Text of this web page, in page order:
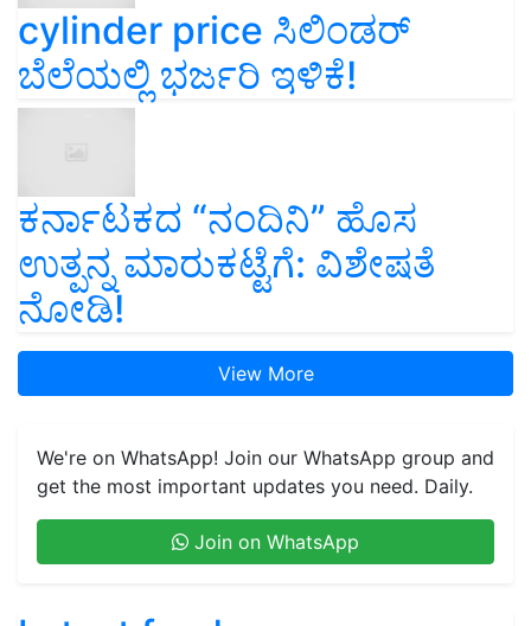
cylinder price ಸಿಲಿಂಡರ್‌
ಬೆಲೆಯಲ್ಲಿ ಭರ್ಜರಿ ಇಳಿಕೆ!
ಕರ್ನಾಟಕದ “ನಂದಿನಿ” ಹೊಸ
ಉತ್ಪನ್ನ ಮಾರುಕಟ್ಟೆಗೆ: ವಿಶೇಷತೆ
ನೋಡಿ!
View More
We're on WhatsApp! Join our WhatsApp group and
get the most important updates you need. Daily.
Join on WhatsApp